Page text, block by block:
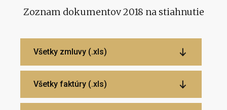
Zoznam dokumentov 2018 na stiahnutie
Všetky zmluvy (.xls)
Všetky faktúry (.xls)